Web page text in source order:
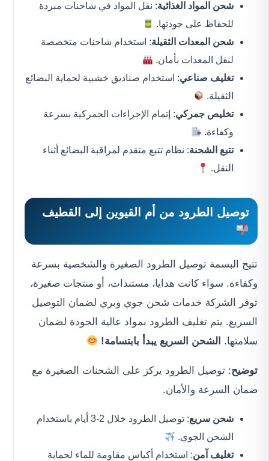
شحن المواد الغذائية: نقل المواد في شاحنات مبردة
للحفاظ على جودتها.
شحن المعدات الثقيلة: استخدام شاحنات متخصصة
لنقل المعدات بأمان.
تغليف صناعي: استخدام صناديق خشبية لحماية البضائع
الثقيلة.
تخليص جمركي: إتمام الإجراءات الجمركية بسرعة
وكفاءة.
تتبع الشحنة: نظام تتبع متقدم لمراقبة البضائع أثناء
النقل.
توصيل الطرود من أم القيوين إلى القطيف
تتيح البسمة توصيل الطرود الصغيرة والشخصية بسرعة
وكفاءة. سواء كانت هدايا، مستندات، أو منتجات صغيرة،
توفر الشركة خدمات شحن جوي وبري لضمان التوصيل
السريع. يتم تغليف الطرود بمواد عالية الجودة لضمان
سلامتها. الشحن السريع يبدأ بابتسامة!
توضيح: توصيل الطرود يركز على الشحنات الصغيرة مع
ضمان السرعة والأمان.
شحن سريع
: توصيل الطرود خلال 2-3 أيام باستخدام
الشحن الجوي.
تغليف آمن: استخدام أكياس مقاومة للماء لحماية